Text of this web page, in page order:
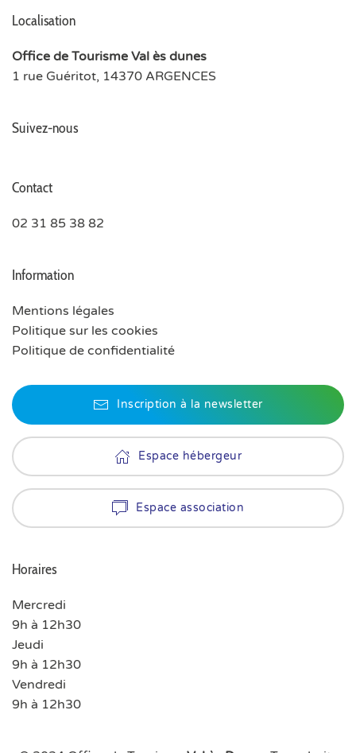
Localisation
Office de Tourisme Val ès dunes
1 rue Guéritot, 14370 ARGENCES
Suivez-nous
Contact
02 31 85 38 82
Information
Mentions légales
Politique sur les cookies
Politique de confidentialité
Inscription à la newsletter
Espace hébergeur
Espace association
Horaires
Mercredi
9h à 12h30
Jeudi
9h à 12h30
Vendredi
9h à 12h30